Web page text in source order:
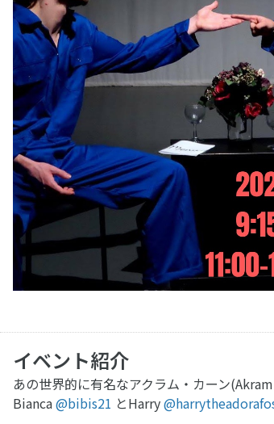
イベント紹介
あの世界的に有名なアクラム・カーン
Bianca@bibis21 とHarry